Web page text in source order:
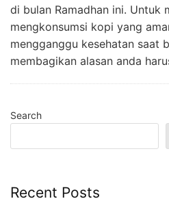
di bulan Ramadhan ini. Untuk
mengkonsumsi kopi yang
mengganggu kesehatan saat
membagikan alasan anda
Search
Recent Posts